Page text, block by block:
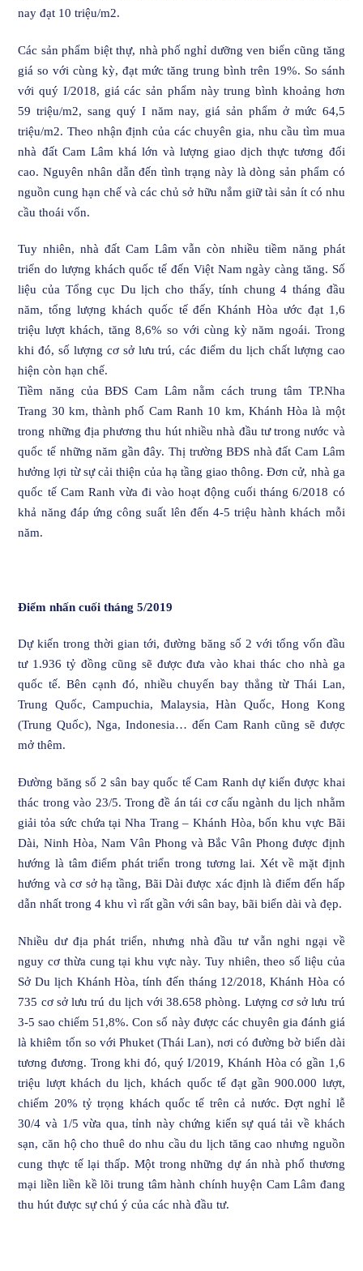
nay đạt 10 triệu/m2.
Các sản phẩm biệt thự, nhà phố nghỉ dưỡng ven biển cũng tăng
giá so với cùng kỳ, đạt mức tăng trung bình trên 19%. So sánh
với quý I/2018, giá các sản phẩm này trung bình khoảng hơn
59 triệu/m2, sang quý I năm nay, giá sản phẩm ở mức 64,5
triệu/m2. Theo nhận định của các chuyên gia, nhu cầu tìm mua
nhà đất Cam Lâm khá lớn và lượng giao dịch thực tương đối
cao. Nguyên nhân dẫn đến tình trạng này là dòng sản phẩm có
nguồn cung hạn chế và các chủ sở hữu nắm giữ tài sản ít có nhu
cầu thoái vốn.
Tuy nhiên, nhà đất Cam Lâm vẫn còn nhiều tiềm năng phát
triển do lượng khách quốc tế đến Việt Nam ngày càng tăng. Số
liệu của Tổng cục Du lịch cho thấy, tính chung 4 tháng đầu
năm, tổng lượng khách quốc tế đến Khánh Hòa ước đạt 1,6
triệu lượt khách, tăng 8,6% so với cùng kỳ năm ngoái. Trong
khi đó, số lượng cơ sở lưu trú, các điểm du lịch chất lượng cao
hiện còn hạn chế.
Tiềm năng của BĐS Cam Lâm nằm cách trung tâm TP.Nha
Trang 30 km, thành phố Cam Ranh 10 km, Khánh Hòa là một
trong những địa phương thu hút nhiều nhà đầu tư trong nước và
quốc tế những năm gần đây. Thị trường BĐS nhà đất Cam Lâm
hưởng lợi từ sự cải thiện của hạ tầng giao thông. Đơn cử, nhà ga
quốc tế Cam Ranh vừa đi vào hoạt động cuối tháng 6/2018 có
khả năng đáp ứng công suất lên đến 4-5 triệu hành khách mỗi
năm.
Điểm nhấn cuối tháng 5/2019
Dự kiến trong thời gian tới, đường băng số 2 với tổng vốn đầu
tư 1.936 tỷ đồng cũng sẽ được đưa vào khai thác cho nhà ga
quốc tế. Bên cạnh đó, nhiều chuyến bay thẳng từ Thái Lan,
Trung Quốc, Campuchia, Malaysia, Hàn Quốc, Hong Kong
(Trung Quốc), Nga, Indonesia… đến Cam Ranh cũng sẽ được
mở thêm.
Đường băng số 2 sân bay quốc tế Cam Ranh dự kiến được khai
thác trong vào 23/5. Trong đề án tái cơ cấu ngành du lịch nhằm
giải tỏa sức chứa tại Nha Trang – Khánh Hòa, bốn khu vực Bãi
Dài, Ninh Hòa, Nam Vân Phong và Bắc Vân Phong được định
hướng là tâm điểm phát triển trong tương lai. Xét về mặt định
hướng và cơ sở hạ tầng, Bãi Dài được xác định là điểm đến hấp
dẫn nhất trong 4 khu vì rất gần với sân bay, bãi biển dài và đẹp.
Nhiều dư địa phát triển, nhưng nhà đầu tư vẫn nghi ngại về
nguy cơ thừa cung tại khu vực này. Tuy nhiên, theo số liệu của
Sở Du lịch Khánh Hòa, tính đến tháng 12/2018, Khánh Hòa có
735 cơ sở lưu trú du lịch với 38.658 phòng. Lượng cơ sở lưu trú
3-5 sao chiếm 51,8%. Con số này được các chuyên gia đánh giá
là khiêm tốn so với Phuket (Thái Lan), nơi có đường bờ biển dài
tương đương. Trong khi đó, quý I/2019, Khánh Hòa có gần 1,6
triệu lượt khách du lịch, khách quốc tế đạt gần 900.000 lượt,
chiếm 20% tỷ trọng khách quốc tế trên cả nước. Đợt nghỉ lễ
30/4 và 1/5 vừa qua, tỉnh này chứng kiến sự quá tải về khách
sạn, căn hộ cho thuê do nhu cầu du lịch tăng cao nhưng nguồn
cung thực tế lại thấp. Một trong những dự án nhà phố thương
mại liền liền kề lõi trung tâm hành chính huyện Cam Lâm đang
thu hút được sự chú ý của các nhà đầu tư.